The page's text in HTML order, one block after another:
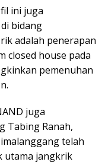
ini juga
bidang
adalah penerapan
closed house pada
pemenuhan
juga
Tabing Ranah,
telah
utama jangkrik